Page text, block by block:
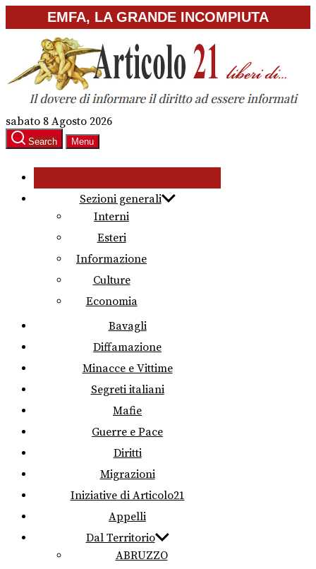
to
content
EMFA, LA GRANDE INCOMPIUTA
sabato 8 Agosto 2026
Search Menu
Sezioni generali
Interni
Esteri
Informazione
Culture
Economia
Bavagli
Diffamazione
Minacce e Vittime
Segreti italiani
Mafie
Guerre e Pace
Diritti
Migrazioni
Iniziative di Articolo21
Appelli
Dal Territorio
ABRUZZO